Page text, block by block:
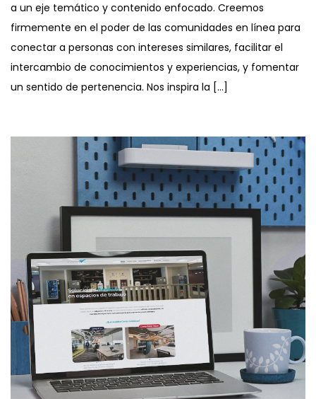
a un eje temático y contenido enfocado. Creemos
firmemente en el poder de las comunidades en línea para
conectar a personas con intereses similares, facilitar el
intercambio de conocimientos y experiencias, y fomentar
un sentido de pertenencia. Nos inspira la […]